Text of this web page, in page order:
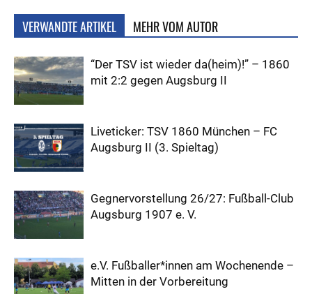
VERWANDTE ARTIKEL MEHR VOM AUTOR
“Der TSV ist wieder da(heim)!” – 1860
mit 2:2 gegen Augsburg II
Liveticker: TSV 1860 München – FC
Augsburg II (3. Spieltag)
Gegnervorstellung 26/27: Fußball-Club
Augsburg 1907 e. V.
e.V. Fußballer*innen am Wochenende –
Mitten in der Vorbereitung